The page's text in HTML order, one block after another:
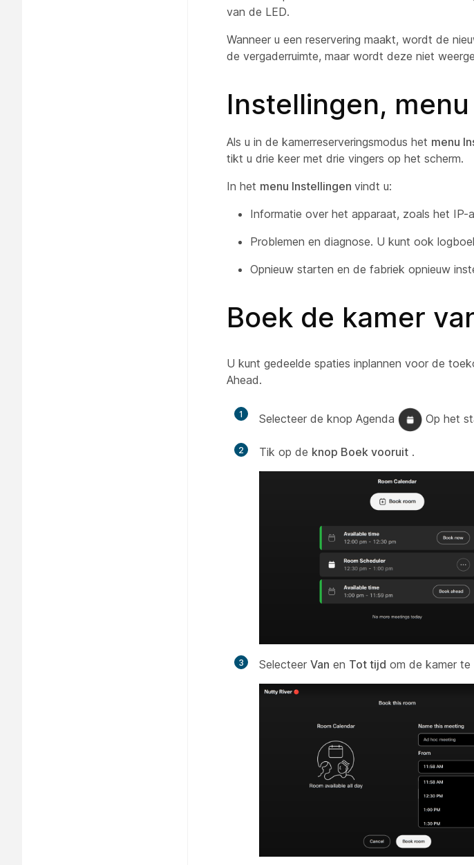
van de LED.
Wanneer u een reservering maakt, wordt de
de vergaderruimte, maar wordt deze niet
Instellingen, menu
Als u in de kamerreserveringsmodus het menu
tikt u drie keer met drie vingers op het scherm.
In het menu Instellingen vindt u:
Informatie over het apparaat, zoals het IP-
Problemen en diagnose. U kunt ook
Opnieuw starten en de fabriek opnieuw
Boek de kamer
U kunt gedeelde spaties inplannen voor de
Ahead.
1 Selecteer de knop Agenda Op het
2 Tik op de knop Boek vooruit .
3 Selecteer Van en Tot tijd om de kamer